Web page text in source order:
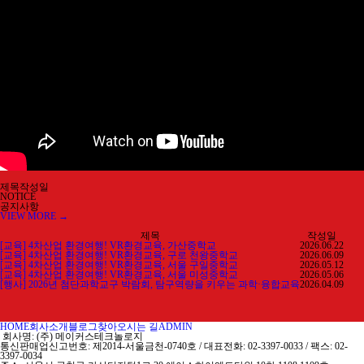
제목작성일
NOTICE
공지사항
VIEW MORE →
제목
작성일
[교육] 4차산업 환경여행! VR환경교육, 가산중학교
2026.06.22
[교육] 4차산업 환경여행! VR환경교육, 구로 천왕중학교
2026.06.09
[교육] 4차산업 환경여행! VR환경교육, 서울 구일중학교
2026.05.12
[교육] 4차산업 환경여행! VR환경교육, 서울 미성중학교
2026.05.06
[행사] 2026년 첨단과학교구 박람회, 탐구역량을 키우는 과학·융합교육2026.04.09
HOME회사소개 블로그찾아오시는 길ADMIN
회사명: (주) 메이커스테크놀로지
통신판매업신고번호: 제2014-서울금천-0740호 / 대표전화: 02-3397-0033 / 팩스: 02-
3397-0034